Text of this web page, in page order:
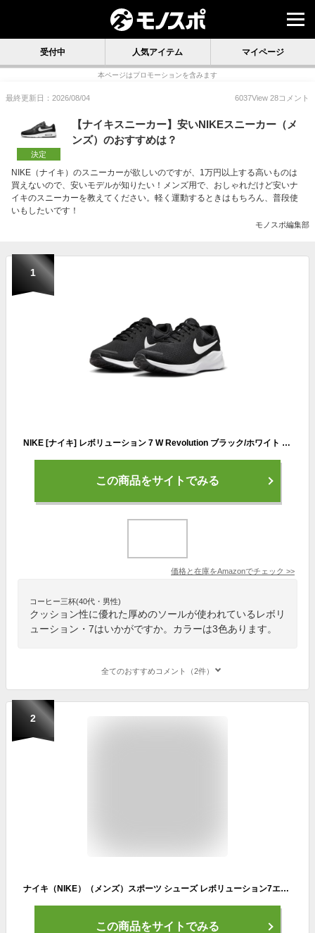
受付中 人気アイテム マイページ
本ページはプロモーションを含みます
最終更新日：2026/08/04 6037View 28コメント
決定
【ナイキスニーカー】安いNIKEスニーカー（メ
ンズ）のおすすめは？
NIKE（ナイキ）のスニーカーが欲しいのですが、1万円以上する高いものは
買えないので、安いモデルが知りたい！メンズ用で、おしゃれだけど安いナ
イキのスニーカーを教えてください。軽く運動するときはもちろん、普段使
いもしたいです！
モノスポ編集部
1
NIKE [ナイキ] レボリューション 7 W Revolution ブラック/ホワイト FZ6829-001 日本国内正規品 23.0cm
この商品をサイトでみる
価格と在庫をAmazonでチェック >>
コーヒー三杯(40代・男性)
クッション性に優れた厚めのソールが使われているレボリ
ューション・7はいかがですか。カラーは3色あります。
全てのおすすめコメント（2件）
2
ナイキ（NIKE）（メンズ）スポーツ シューズ レボリューション7エクストラワイド ブラック ホワイト FB8501-002 スニーカー クッション性 部活 学校 通学
この商品をサイトでみる